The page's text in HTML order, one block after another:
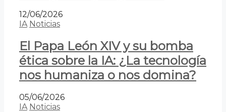
12/06/2026
IA Noticias
El Papa León XIV y su bomba
ética sobre la IA: ¿La tecnología
nos humaniza o nos domina?
05/06/2026
IA Noticias